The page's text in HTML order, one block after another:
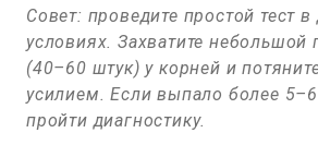
Совет: проведите простой тест
условиях. Захватите небольшой
(40–60 штук) у корней и
усилием. Если выпало более
пройти диагностику.